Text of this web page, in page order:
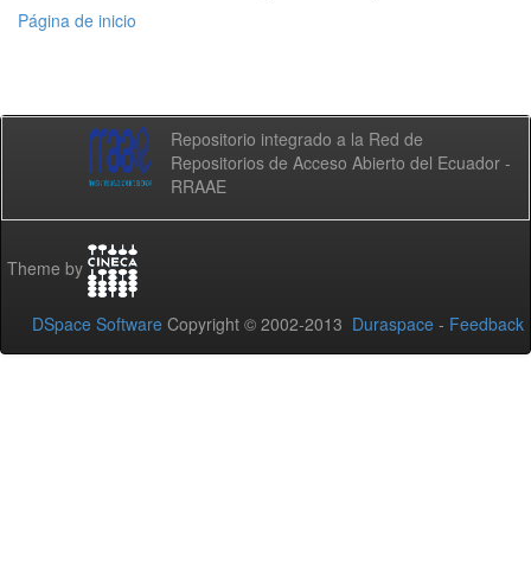
Página de inicio
Repositorio integrado a la Red de
Repositorios de Acceso Abierto del Ecuador -
RRAAE
Theme by
DSpace Software Copyright © 2002-2013 Duraspace - Feedback